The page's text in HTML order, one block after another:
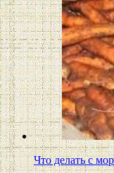
Что делать с